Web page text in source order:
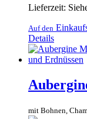
Lieferzeit:
Auf den
Details
mit Bohnen,